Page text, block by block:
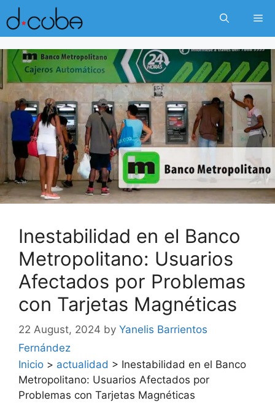
Skip
to
content
Inestabilidad en el Banco
Metropolitano: Usuarios
Afectados por Problemas
con Tarjetas Magnéticas
22 August, 2024 by Yanelis Barrientos
Fernández
Inicio > actualidad > Inestabilidad en el Banco
Metropolitano: Usuarios Afectados por
Problemas con Tarjetas Magnéticas